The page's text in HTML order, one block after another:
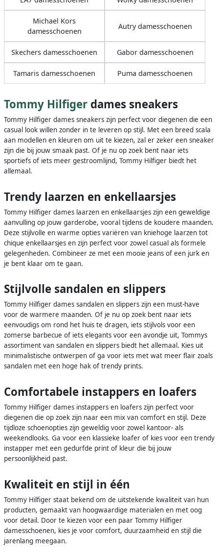
Michael Kors
damesschoenen
Autry damesschoenen
Skechers damesschoenen Gabor damesschoenen
Tamaris damesschoenen Puma damesschoenen
Tommy Hilfiger dames sneakers
Tommy Hilfiger dames sneakers zijn perfect voor diegenen die een
casual look willen zonder in te leveren op stijl. Met een breed scala
aan modellen en kleuren om uit te kiezen, zal er zeker een sneaker
zijn die bij jouw smaak past. Of je nu op zoek bent naar iets
sportiefs of iets meer gestroomlijnd, Tommy Hilfiger biedt het
allemaal.
Trendy laarzen en enkellaarsjes
Tommy Hilfiger dames laarzen en enkellaarsjes zijn een geweldige
aanvulling op jouw garderobe, vooral tijdens de koudere maanden.
Deze stijlvolle en warme opties variëren van kniehoge laarzen tot
chique enkellaarsjes en zijn perfect voor zowel casual als formele
gelegenheden. Combineer ze met een mooie jeans of een jurk en
je bent klaar om te gaan.
Stijlvolle sandalen en slippers
Tommy Hilfiger dames sandalen en slippers zijn een must-have
voor de warmere maanden. Of je nu op zoek bent naar iets
eenvoudigs om rond het huis te dragen, iets stijlvols voor een
zomerse barbecue of iets elegants voor een avondje uit, Tommys
assortiment van sandalen en slippers biedt het allemaal. Kies uit
minimalistische ontwerpen of ga voor iets met wat meer flair zoals
sandalen met een hoge hak of trendy prints.
Comfortabele instappers en loafers
Tommy Hilfiger dames instappers en loafers zijn perfect voor
diegenen die op zoek zijn naar een mix van comfort en stijl. Deze
tijdloze schoenopties zijn geweldig voor zowel kantoor- als
weekendlooks. Ga voor een klassieke loafer of kies voor een trendy
instapper met een gedurfde print of kleur die bij jouw
persoonlijkheid past.
Kwaliteit en stijl in één
Tommy Hilfiger staat bekend om de uitstekende kwaliteit van hun
producten, gemaakt van hoogwaardige materialen en met oog
voor detail. Door te kiezen voor een paar Tommy Hilfiger
damesschoenen, kies je voor comfort, duurzaamheid en stijl die
jarenlang meegaan.